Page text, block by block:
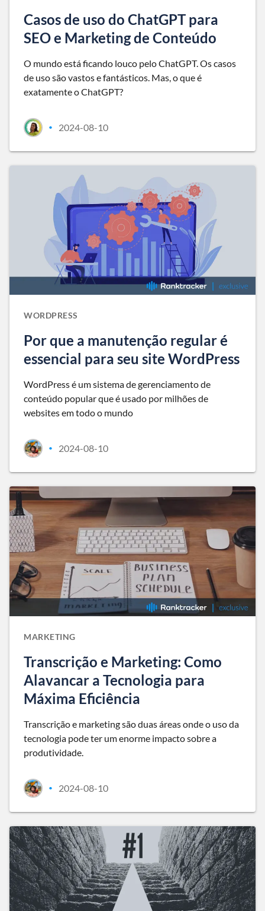
Casos de uso do ChatGPT para
SEO e Marketing de Conteúdo
O mundo está ficando louco pelo ChatGPT. Os casos
de uso são vastos e fantásticos. Mas, o que é
exatamente o ChatGPT?
• 2024-08-10
WORDPRESS
Por que a manutenção regular é
essencial para seu site WordPress
WordPress é um sistema de gerenciamento de
conteúdo popular que é usado por milhões de
websites em todo o mundo
• 2024-08-10
MARKETING
Transcrição e Marketing: Como
Alavancar a Tecnologia para
Máxima Eficiência
Transcrição e marketing são duas áreas onde o uso da
tecnologia pode ter um enorme impacto sobre a
produtividade.
• 2024-08-10